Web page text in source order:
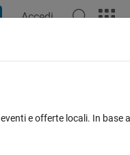
Accedi
e offerte locali. In